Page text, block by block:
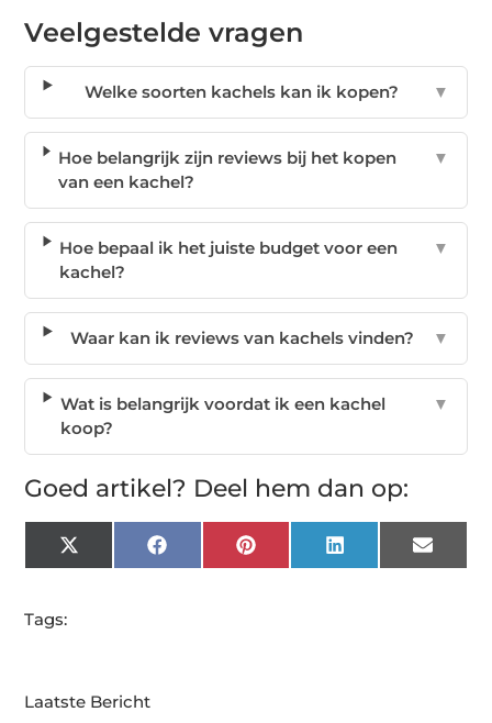
Veelgestelde vragen
Welke soorten kachels kan ik kopen? ▼
Hoe belangrijk zijn reviews bij het kopen
van een kachel?
▼
Hoe bepaal ik het juiste budget voor een
kachel?
▼
Waar kan ik reviews van kachels vinden? ▼
Wat is belangrijk voordat ik een kachel
koop?
▼
Goed artikel? Deel hem dan op:
X
(Twitter)
FacebookPinterest LinkedIn Email
Tags:
Laatste Bericht